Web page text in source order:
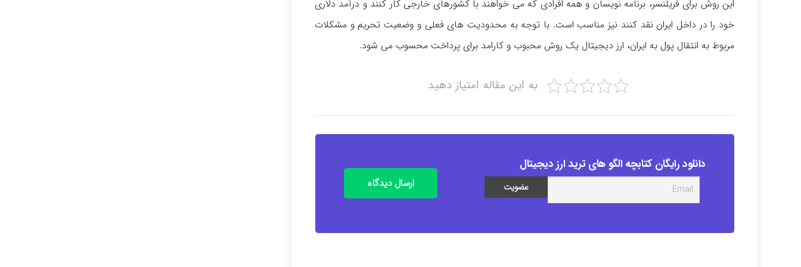
این روش برای فریلنسر، برنامه نویسان و همه افرادی که می خواهند با کشورهای خارجی کار کنند و درآمد دلاری
خود را در داخل ایران نقد کنند نیز مناسب است. با توجه به محدودیت های فعلی و وضعیت تحریم و مشکلات
مربوط به انتقال پول به ایران، ارز دیجیتال یک روش محبوب و کارامد برای پرداخت محسوب می شود.
به این مقاله امتیاز دهید
دانلود رایگان کتابچه الگو های ترید ارز دیجیتال
ارسال دیدگاه